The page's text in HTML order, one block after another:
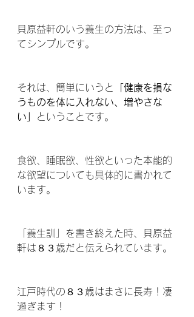
貝原益軒のいう養生の方法は、至っ
てシンプルです。
それは、簡単にいうと
「健康を損な
うものを体に入れない、増やさな
い」
ということです。
食欲、睡眠欲、性欲といった本能的
な欲望についても具体的に書かれて
います。
「養生訓」を書き終えた時、貝原益
軒は８３歳だと伝えられています。
江戸時代の８３歳はまさに長寿！凄
過ぎます！